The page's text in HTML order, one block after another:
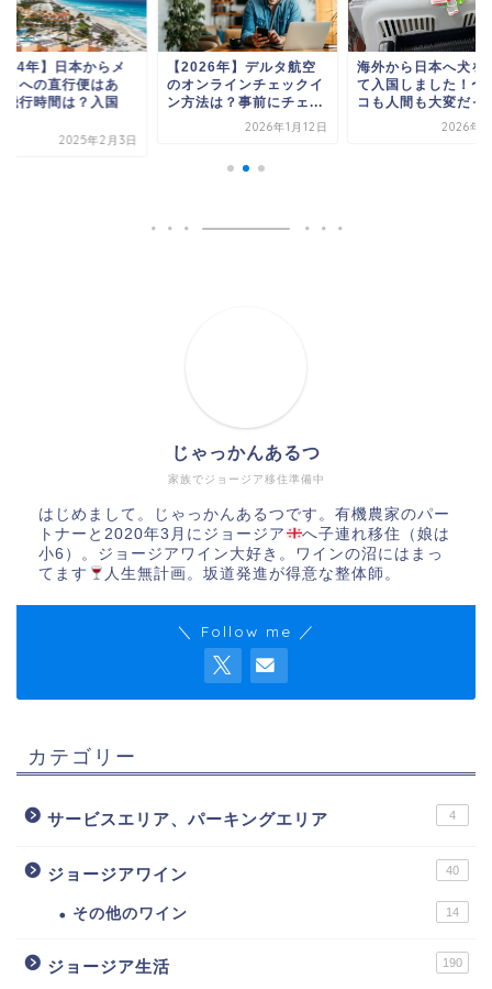
年】日本からメ
コへの直行便はあ
飛行時間は？入国
2025年2月3日
【2026年】デルタ航空
のオンラインチェックイ
ン方法は？事前にチェ...
2026年1月12日
海外から日本へ犬を
て入国しました！〜
コも人間も大変だっ
2026年1
家族でジョージア移住準備中
じゃっかんあるつ
はじめまして。じゃっかんあるつです。有機農家のパー
トナーと2020年3月にジョージア
へ子連れ移住（娘は
小6）。ジョージアワイン大好き。ワインの沼にはまっ
てます
人生無計画。坂道発進が得意な整体師。
＼ Follow me ／
カテゴリー
サービスエリア、パーキングエリア 4
ジョージアワイン 40
その他のワイン 14
ジョージア生活 190